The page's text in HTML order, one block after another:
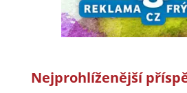
Nejprohlíženější